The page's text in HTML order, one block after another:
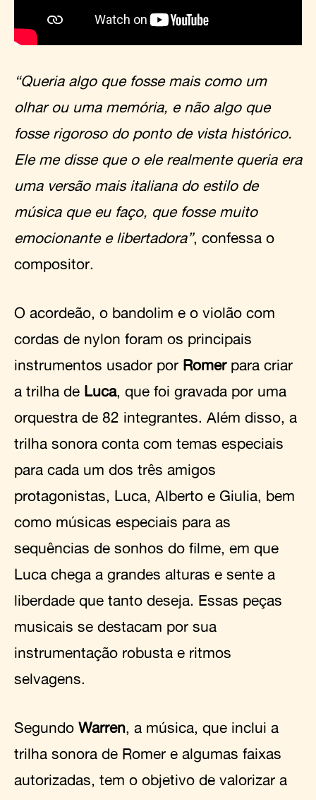
“Queria algo que fosse mais como um
olhar ou uma memória, e não algo que
fosse rigoroso do ponto de vista histórico.
Ele me disse que o ele realmente queria era
uma versão mais italiana do estilo de
música que eu faço, que fosse muito
emocionante e libertadora”, confessa o
compositor.
O acordeão, o bandolim e o violão com
cordas de nylon foram os principais
instrumentos usador por Romerpara criar
a trilha de Luca , que foi gravada por uma
orquestra de 82 integrantes. Além disso, a
trilha sonora conta com temas especiais
para cada um dos três amigos
protagonistas, Luca, Alberto e Giulia, bem
como músicas especiais para as
sequências de sonhos do filme, em que
Luca chega a grandes alturas e sente a
liberdade que tanto deseja. Essas peças
musicais se destacam por sua
instrumentação robusta e ritmos
selvagens.
Segundo Warren , a música, que inclui a
trilha sonora de Romer e algumas faixas
autorizadas, tem o objetivo de valorizar a